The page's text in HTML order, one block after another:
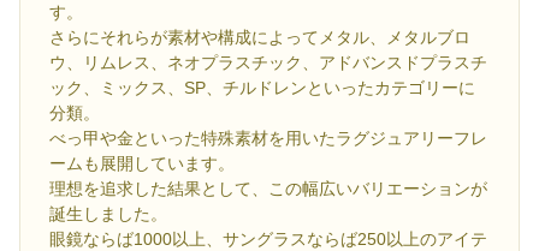
す。
さらにそれらが素材や構成によってメタル、メタルブロ
ウ、リムレス、ネオプラスチック、アドバンスドプラスチ
ック、ミックス、SP、チルドレンといったカテゴリーに
分類。
べっ甲や金といった特殊素材を用いたラグジュアリーフレ
ームも展開しています。
理想を追求した結果として、この幅広いバリエーションが
誕生しました。
眼鏡ならば1000以上、サングラスならば250以上のアイテ